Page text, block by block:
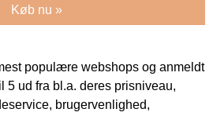
Køb nu »
populære webshops og anmeldt
5 ud fra bl.a. deres prisniveau,
brugervenlighed,